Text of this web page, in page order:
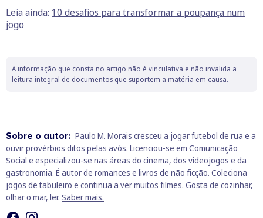
Leia ainda: 10 desafios para transformar a poupança num
jogo
A informação que consta no artigo não é vinculativa e não invalida a
leitura integral de documentos que suportem a matéria em causa.
Sobre o autor: Paulo M. Morais cresceu a jogar futebol de rua e a
ouvir provérbios ditos pelas avós. Licenciou-se em Comunicação
Social e especializou-se nas áreas do cinema, dos videojogos e da
gastronomia. É autor de romances e livros de não ficção. Coleciona
jogos de tabuleiro e continua a ver muitos filmes. Gosta de cozinhar,
olhar o mar, ler. Saber mais.